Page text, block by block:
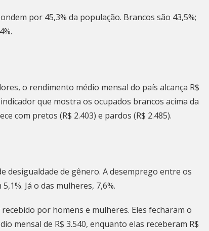
por 45,3% da população. Brancos são 43,5%;
o rendimento médio mensal do país alcança R$
que mostra os ocupados brancos acima da
com pretos (R$ 2.403) e pardos (R$ 2.485).
desigualdade de gênero. A desemprego entre os
Já o das mulheres, 7,6%.
por homens e mulheres. Eles fecharam o
mensal de R$ 3.540, enquanto elas receberam R$